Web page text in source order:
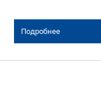
Подробнее